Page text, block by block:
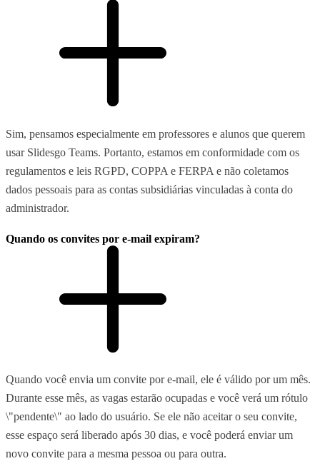
Sim, pensamos especialmente em professores e alunos que querem
usar Slidesgo Teams. Portanto, estamos em conformidade com os
regulamentos e leis RGPD, COPPA e FERPA e não coletamos
dados pessoais para as contas subsidiárias vinculadas à conta do
administrador.
Quando os convites por e-mail expiram?
Quando você envia um convite por e-mail, ele é válido por um mês.
Durante esse mês, as vagas estarão ocupadas e você verá um rótulo
\"pendente\" ao lado do usuário. Se ele não aceitar o seu convite,
esse espaço será liberado após 30 dias, e você poderá enviar um
novo convite para a mesma pessoa ou para outra.